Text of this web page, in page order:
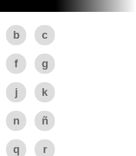
b c
f g
j k
n ñ
q r